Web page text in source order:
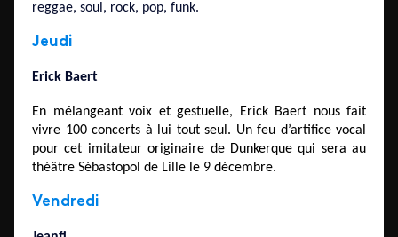
reggae, soul, rock, pop, funk.
Jeudi
Erick Baert
En mélangeant voix et gestuelle, Erick Baert nous fait
vivre 100 concerts à lui tout seul. Un feu d’artifice vocal
pour cet imitateur originaire de Dunkerque qui sera au
théâtre Sébastopol de Lille le 9 décembre.
Vendredi